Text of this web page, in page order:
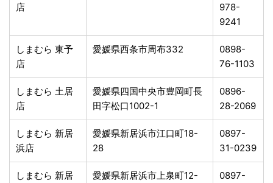
店
978-
9241
しまむら 東予
店
愛媛県西条市周布332
0898-
76-1103
しまむら 土居
店
愛媛県四国中央市豊岡町長
田字松口1002-1
0896-
28-2069
しまむら 新居
浜店
愛媛県新居浜市江口町18-
28
0897-
31-0239
しまむら 新居
愛媛県新居浜市上泉町12-
0897-